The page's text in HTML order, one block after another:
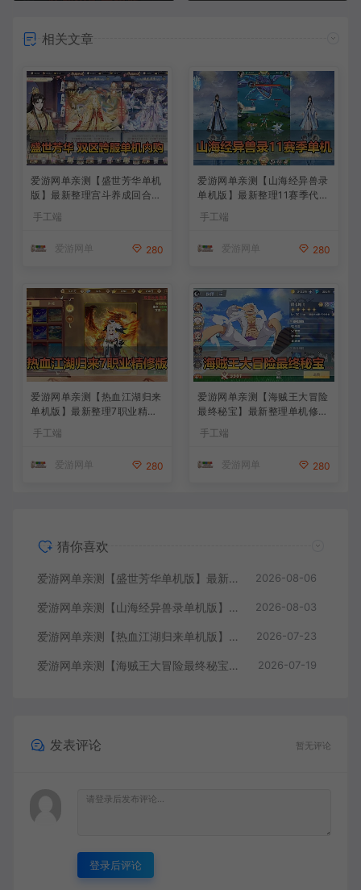
相关文章
爱游网单亲测【盛世芳华单机
版】最新整理宫斗养成回合抽
一键端视频教学+linux手工外
手工端
爱游网单 280
爱游网单亲测【山海经异兽录
单机版】最新整理11赛季代金
模拟器手游 解压一键端 视频
手工端
爱游网单 280
爱游网单亲测【热血江湖归来
单机版】最新整理7职业精修
多项修复 带网页GM物品后台
代金券内购 虚拟机一键端视
手工端
爱游网单 280
爱游网单亲测【海贼王大冒险
最终秘宝】最新整理单机修复
版 带网页GM充值物品后台
回合制抽卡模拟器手游 虚拟
本教学
手工端
爱游网单 280
猜你喜欢
爱游网单亲测【盛世芳华单机版】最新整理宫斗养成回合抽卡多区跨服代金券内购虚拟机一键端视频教学+linux手工外网端文本教学 2026-08-06
爱游网单亲测【山海经异兽录单机版】最新整理11赛季代金券内购版 带GM物品充值后台 模拟器手游 解压一键端 视频安装教学+手工端文本教学 2026-08-03
爱游网单亲测【热血江湖归来单机版】最新整理7职业精修多项修复 带网页GM物品后台 代金券内购 虚拟机一键端视频安装教学+手工端文本教学 2026-07-23
爱游网单亲测【海贼王大冒险最终秘宝】最新整理单机修复版 带网页GM充值物品后台 回合制抽卡模拟器手游 虚拟机一键端视频教学+手工端文本教学 2026-07-19
发表评论 暂无评论
登录后评论